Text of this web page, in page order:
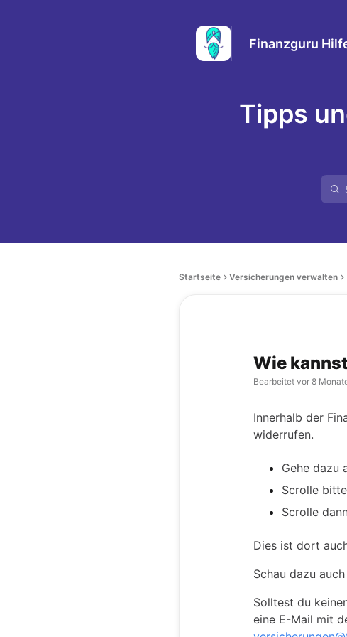
Finanzguru
Tipps
Startseite Versicherungen verwalten
Wie
Bearbeitet vor 8
Innerhalb der
widerrufen.
Gehe dazu
Scrolle
Scrolle
Dies ist dort
Schau dazu
Solltest du
eine E-Mail mit